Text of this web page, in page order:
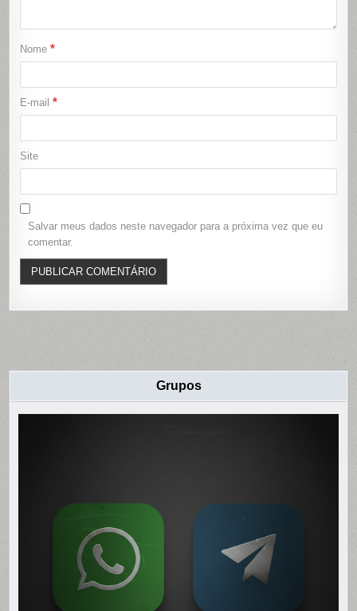
Nome*
E-mail*
Site
Salvar meus dados neste navegador para a próxima vez que eu
comentar.
Grupos